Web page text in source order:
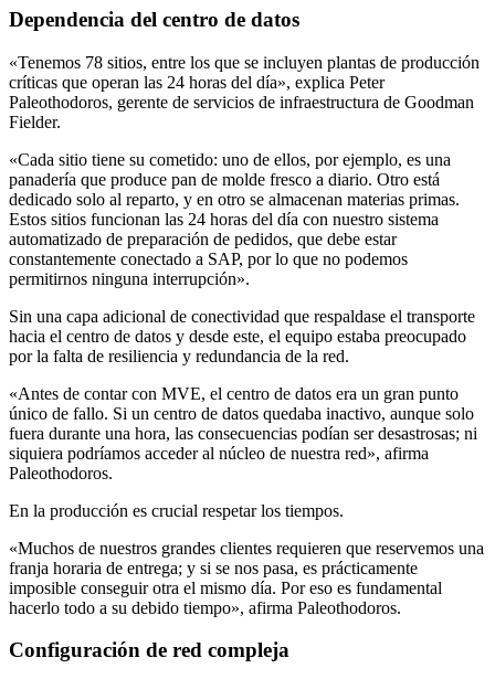
Dependencia del centro de datos
«Tenemos 78 sitios, entre los que se incluyen plantas de producción
críticas que operan las 24 horas del día», explica Peter
Paleothodoros, gerente de servicios de infraestructura de Goodman
Fielder.
«Cada sitio tiene su cometido: uno de ellos, por ejemplo, es una
panadería que produce pan de molde fresco a diario. Otro está
dedicado solo al reparto, y en otro se almacenan materias primas.
Estos sitios funcionan las 24 horas del día con nuestro sistema
automatizado de preparación de pedidos, que debe estar
constantemente conectado a SAP, por lo que no podemos
permitirnos ninguna interrupción».
Sin una capa adicional de conectividad que respaldase el transporte
hacia el centro de datos y desde este, el equipo estaba preocupado
por la falta de resiliencia y redundancia de la red.
«Antes de contar con MVE, el centro de datos era un gran punto
único de fallo. Si un centro de datos quedaba inactivo, aunque solo
fuera durante una hora, las consecuencias podían ser desastrosas; ni
siquiera podríamos acceder al núcleo de nuestra red», afirma
Paleothodoros.
En la producción es crucial respetar los tiempos.
«Muchos de nuestros grandes clientes requieren que reservemos una
franja horaria de entrega; y si se nos pasa, es prácticamente
imposible conseguir otra el mismo día. Por eso es fundamental
hacerlo todo a su debido tiempo», afirma Paleothodoros.
Configuración de red compleja